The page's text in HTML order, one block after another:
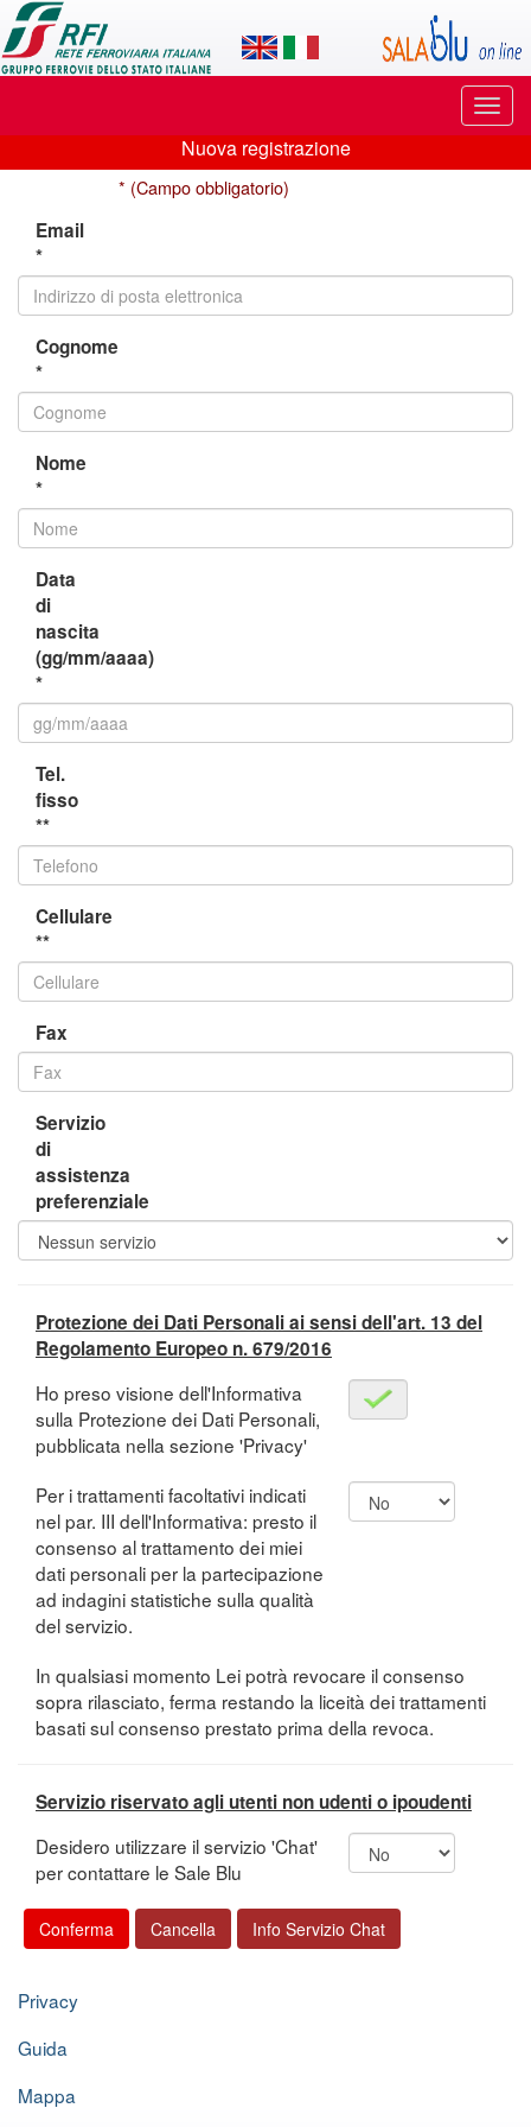
Applicazione
SalaBlu
Online
di
Ferroviaria
Italiana
di
Nuova
registrazione
Nuova registrazione
* (Campo obbligatorio)
Email
*
Cognome
*
Nome
*
Data
di
nascita
(gg/mm/aaaa)
*
Tel.
fisso
**
Cellulare
**
Fax
Servizio
di
assistenza
preferenziale
Protezione dei Dati Personali ai sensi dell'art. 13 del
Regolamento Europeo n. 679/2016
Ho preso visione dell'Informativa
sulla Protezione dei Dati Personali,
pubblicata nella sezione 'Privacy'
Per i trattamenti facoltativi indicati
nel par. III dell'Informativa: presto il
consenso al trattamento dei miei
dati personali per la partecipazione
ad indagini statistiche sulla qualità
del servizio.
In qualsiasi momento Lei potrà revocare il consenso
sopra rilasciato, ferma restando la liceità dei trattamenti
basati sul consenso prestato prima della revoca.
Servizio riservato agli utenti non udenti o ipoudenti
Desidero utilizzare il servizio 'Chat'
per contattare le Sale Blu
Privacy
Guida
Mappa